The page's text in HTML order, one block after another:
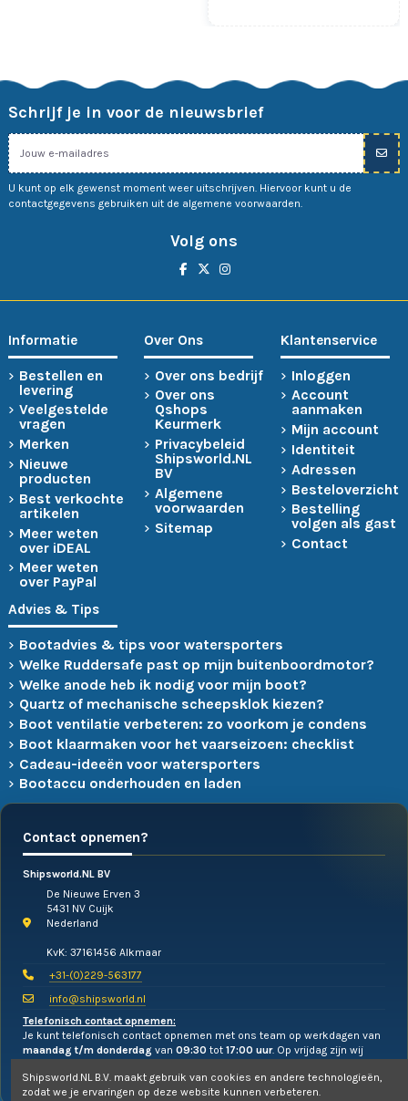
Schrijf je in voor de nieuwsbrief
U kunt op elk gewenst moment weer uitschrijven. Hiervoor kunt u de
contactgegevens gebruiken uit de algemene voorwaarden.
Volg ons
Informatie
Bestellen en
levering
Veelgestelde
vragen
Merken
Nieuwe
producten
Best verkochte
artikelen
Meer weten
over iDEAL
Meer weten
over PayPal
Over Ons
Over ons bedrijf
Over ons
Qshops
Keurmerk
Privacybeleid
Shipsworld.NL
BV
Algemene
voorwaarden
Sitemap
Klantenservice
Inloggen
Account
aanmaken
Mijn account
Identiteit
Adressen
Besteloverzicht
Bestelling
volgen als gast
Contact
Advies & Tips
Bootadvies & tips voor watersporters
Welke Ruddersafe past op mijn buitenboordmotor?
Welke anode heb ik nodig voor mijn boot?
Quartz of mechanische scheepsklok kiezen?
Boot ventilatie verbeteren: zo voorkom je condens
Boot klaarmaken voor het vaarseizoen: checklist
Cadeau-ideeën voor watersporters
Bootaccu onderhouden en laden
Contact opnemen?
Shipsworld.NL BV
De Nieuwe Erven 3
5431 NV Cuijk
Nederland
KvK: 37161456 Alkmaar
+31-(0)229-563177
info@shipsworld.nl
Telefonisch contact opnemen:
Je kunt telefonisch contact opnemen met ons team op werkdagen van
maandag t/m donderdag van 09:30 tot 17:00 uur. Op vrijdag zijn wij
Shipsworld.NL B.V. maakt gebruik van cookies en andere technologieën,
zodat we je ervaringen op deze website kunnen verbeteren.